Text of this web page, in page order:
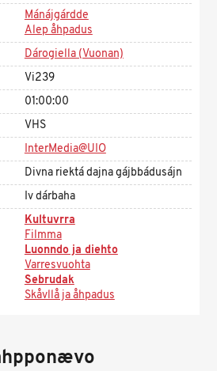
Mánájgárdde
Alep åhpadus
Dárogiella (Vuonan)
Vi239
01:00:00
VHS
InterMedia@UIO
Divna riektá dajna gájbbádusájn
Iv dárbaha
Kultuvrra
Filmma
Luonndo ja diehto
Varresvuohta
Sebrudak
Skåvllå ja åhpadus